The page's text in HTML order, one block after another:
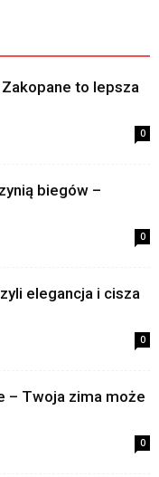
to lepsza
0
biegów –
0
elegancja i cisza
0
– Twoja zima może
0